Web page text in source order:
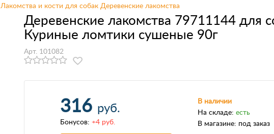
Лакомства и кости для собак Деревенские лакомства
Деревенские лакомства 79711144 для
Куриные ломтики сушеные 90г
Арт. 101082
В наличии
На складе: есть
В магазине: под заказ
316 руб.
Бонусов: +4 руб.